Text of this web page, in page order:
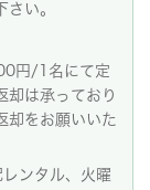
い。
円/1名にて定
却は承っており
却をお願いいた
ンタル、火曜